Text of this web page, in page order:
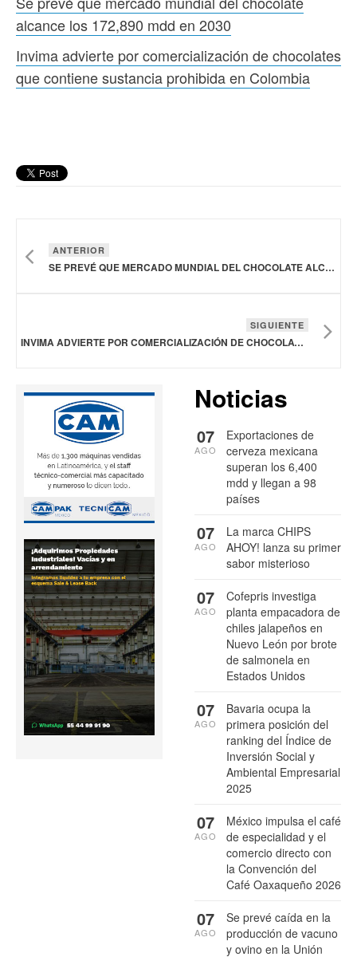
alcance los 172,890 mdd en 2030
Invima advierte por comercialización de chocolates
que contiene sustancia prohibida en Colombia
ANTERIOR
SE PREVÉ QUE MERCADO MUNDIAL DEL CHOCOLATE ALCANCE LOS 172,890 MDD EN 2030
SIGUIENTE
INVIMA ADVIERTE POR COMERCIALIZACIÓN DE CHOCOLATES QUE CONTIENE SUSTANCIA PROHIBIDA EN COLOMBIA
Noticias
Exportaciones de
cerveza mexicana
superan los 6,400
mdd y llegan a 98
países
07
AGO
La marca CHIPS
AHOY! lanza su primer
sabor misterioso
07
AGO
Cofepris investiga
planta empacadora de
chiles jalapeños en
Nuevo León por brote
de salmonela en
Estados Unidos
07
AGO
Bavaria ocupa la
primera posición del
ranking del Índice de
Inversión Social y
Ambiental Empresarial
2025
07
AGO
México impulsa el café
de especialidad y el
comercio directo con
la Convención del
Café Oaxaqueño 2026
07
AGO
Se prevé caída en la
producción de vacuno
y ovino en la Unión
07
AGO